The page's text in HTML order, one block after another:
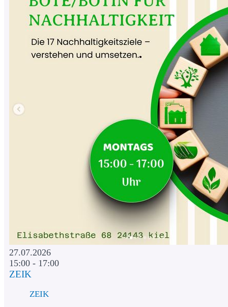
27.07.2026
15:00 - 17:00
ZEIK
ZEIK